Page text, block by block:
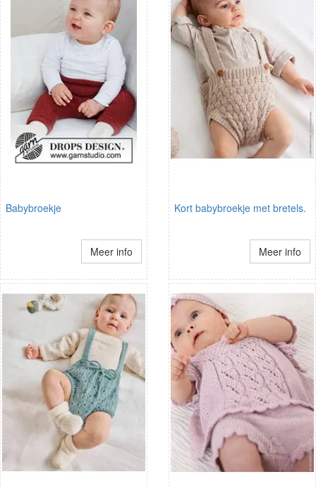
Babybroekje
Meer info
Kort babybroekje met bretels.
Meer info